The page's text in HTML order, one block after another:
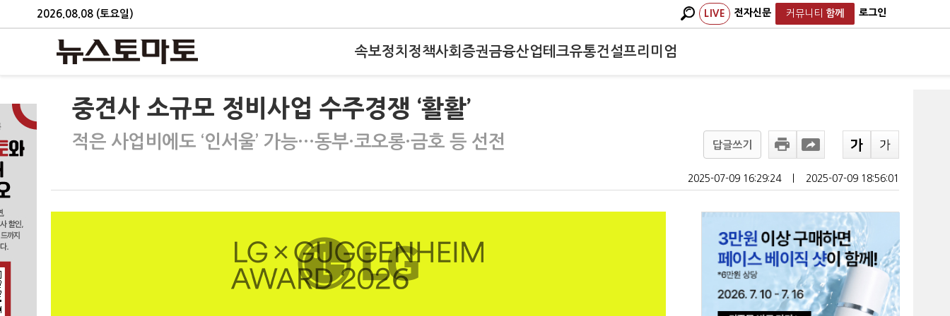
2026.08.08 (토요일) LIVE 전자신문 커뮤니티 함께 로그인
속보정치 정책사회 증권금융산업테크유통건설프리미엄
중견사 소규모 정비사업 수주경쟁 ‘활활’
적은 사업비에도 ‘인서울’ 가능…동부·코오롱·금호 등 선전 답글쓰기
2025-07-09 16:29:24 2025-07-09 18:56:01